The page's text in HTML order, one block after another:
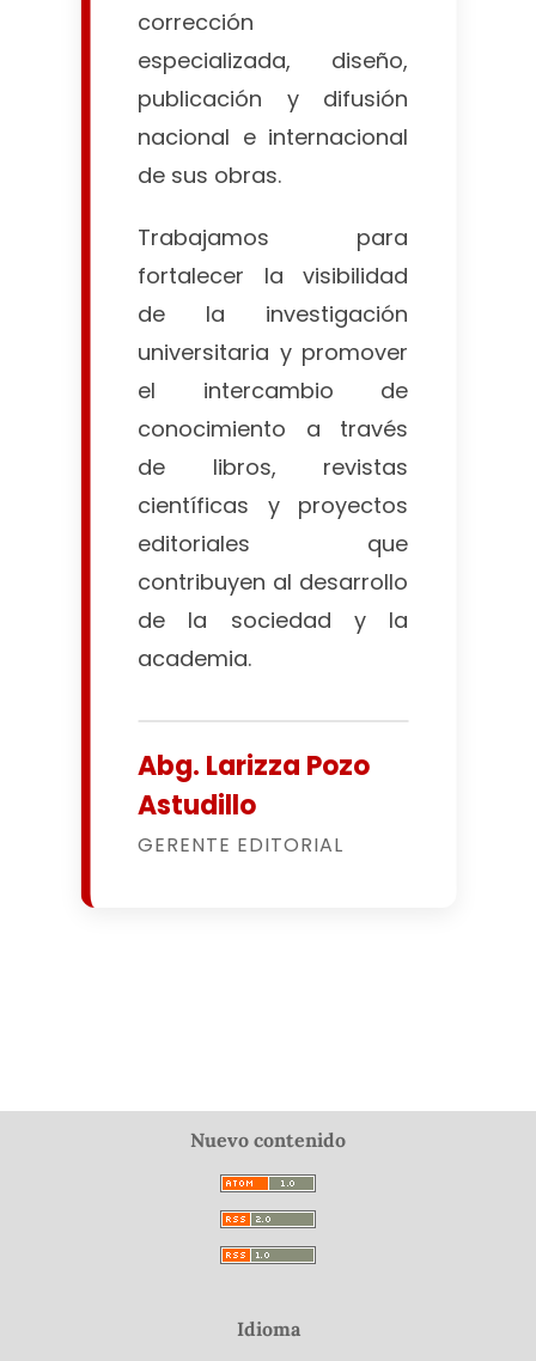
corrección
especializada, diseño,
publicación y difusión
nacional e internacional
de sus obras.
Trabajamos para
fortalecer la visibilidad
de la investigación
universitaria y promover
el intercambio de
conocimiento a través
de libros, revistas
científicas y proyectos
editoriales que
contribuyen al desarrollo
de la sociedad y la
academia.
Abg. Larizza Pozo
Astudillo
GERENTE EDITORIAL
Nuevo contenido
Idioma